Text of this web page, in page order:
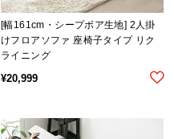
[幅161cm・シープボア生地] 2人掛
けフロアソファ 座椅子タイプ リク
ライニング
¥20,999